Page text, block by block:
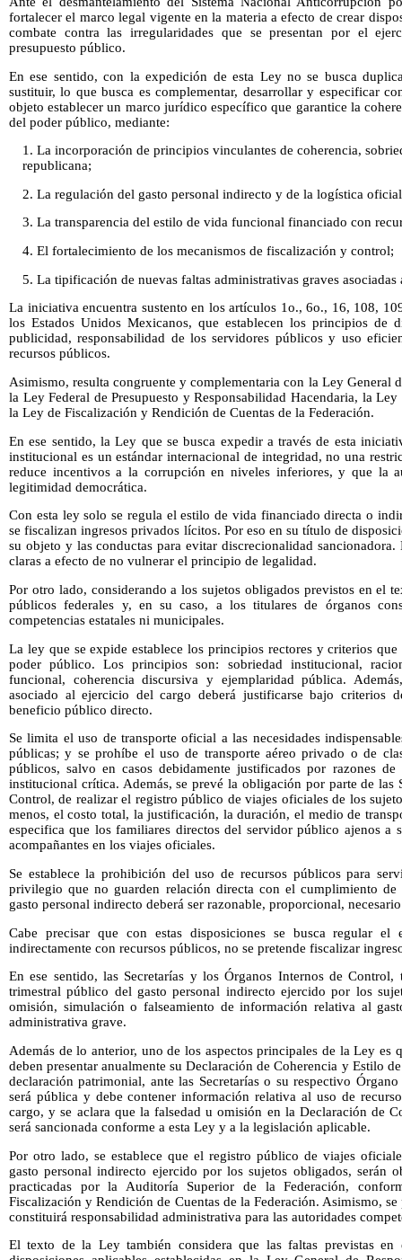
fortalecer el marco legal vigente en la materia a efecto de crear
combate contra las irregularidades que se presentan por el
presupuesto público.
En ese sentido, con la expedición de esta Ley no se busca
sustituir, lo que busca es complementar, desarrollar y especificar
objeto establecer un marco jurídico específico que garantice la
del poder público, mediante:
1. La incorporación de principios vinculantes de coherencia,
republicana;
2. La regulación del gasto personal indirecto y de la logística
3. La transparencia del estilo de vida funcional financiado con
4. El fortalecimiento de los mecanismos de fiscalización y control;
5. La tipificación de nuevas faltas administrativas graves
La iniciativa encuentra sustento en los artículos 1o., 6o., 16, 108,
los Estados Unidos Mexicanos, que establecen los principios de
publicidad, responsabilidad de los servidores públicos y uso
recursos públicos.
Asimismo, resulta congruente y complementaria con la Ley General
la Ley Federal de Presupuesto y Responsabilidad Hacendaria, la
la Ley de Fiscalización y Rendición de Cuentas de la Federación.
En ese sentido, la Ley que se busca expedir a través de esta
institucional es un estándar internacional de integridad, no una
reduce incentivos a la corrupción en niveles inferiores, y que la
legitimidad democrática.
Con esta ley solo se regula el estilo de vida financiado directa o
se fiscalizan ingresos privados lícitos. Por eso en su título de
su objeto y las conductas para evitar discrecionalidad
claras a efecto de no vulnerar el principio de legalidad.
Por otro lado, considerando a los sujetos obligados previstos en el
públicos federales y, en su caso, a los titulares de órganos
competencias estatales ni municipales.
La ley que se expide establece los principios rectores y criterios
poder público. Los principios son: sobriedad institucional,
funcional, coherencia discursiva y ejemplaridad pública.
asociado al ejercicio del cargo deberá justificarse bajo criterios
beneficio público directo.
Se limita el uso de transporte oficial a las necesidades
públicas; y se prohíbe el uso de transporte aéreo privado o de
públicos, salvo en casos debidamente justificados por razones
institucional crítica. Además, se prevé la obligación por parte de las
Control, de realizar el registro público de viajes oficiales de los
menos, el costo total, la justificación, la duración, el medio de
especifica que los familiares directos del servidor público ajenos a
acompañantes en los viajes oficiales.
Se establece la prohibición del uso de recursos públicos para
privilegio que no guarden relación directa con el cumplimiento
gasto personal indirecto deberá ser razonable, proporcional,
Cabe precisar que con estas disposiciones se busca regular
indirectamente con recursos públicos, no se pretende fiscalizar
En ese sentido, las Secretarías y los Órganos Internos de
trimestral público del gasto personal indirecto ejercido por los
omisión, simulación o falseamiento de información relativa al
administrativa grave.
Además de lo anterior, uno de los aspectos principales de la Ley es
deben presentar anualmente su Declaración de Coherencia y Estilo
declaración patrimonial, ante las Secretarías o su respectivo
será pública y debe contener información relativa al uso de
cargo, y se aclara que la falsedad u omisión en la Declaración de
será sancionada conforme a esta Ley y a la legislación aplicable.
Por otro lado, se establece que el registro público de viajes
gasto personal indirecto ejercido por los sujetos obligados, serán
practicadas por la Auditoría Superior de la Federación,
Fiscalización y Rendición de Cuentas de la Federación. Asimismo,
constituirá responsabilidad administrativa para las autoridades
El texto de la Ley también considera que las faltas previstas en